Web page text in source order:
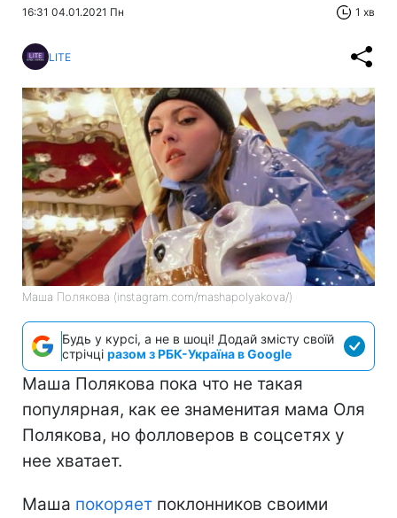
16:31 04.01.2021 Пн 1 хв
LITE
Маша Полякова (instagram.com/mashapolyakova/)
Будь у курсі, а не в шоці! Додай змісту своїй
стрічці разом з РБК-Україна в Google
Маша Полякова пока что не такая
популярная, как ее знаменитая мама Оля
Полякова, но фолловеров в соцсетях у
нее хватает.
Маша покоряет поклонников своими